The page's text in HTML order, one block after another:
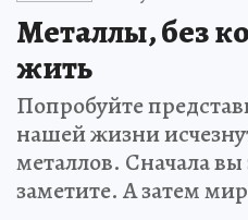
Металлы, без
жить
Попробуйте
нашей жизни
металлов. Сначала
заметите. А затем